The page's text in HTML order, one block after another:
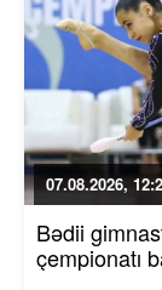
07.08.2026,
Bədii
çempionatı